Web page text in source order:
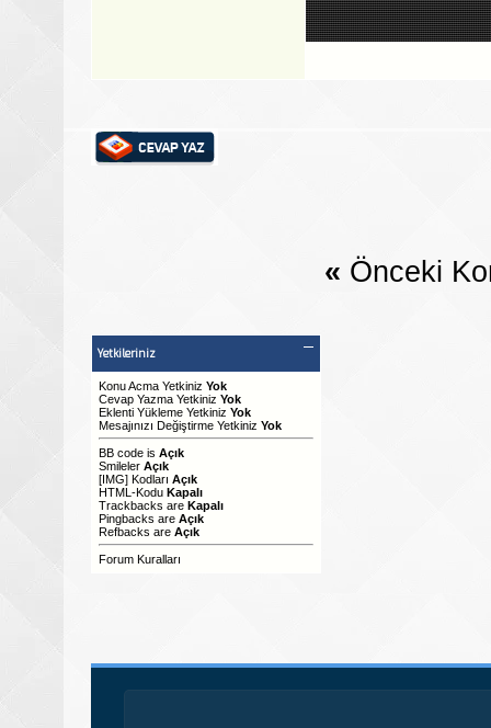
« Önceki
Yetkileriniz
Konu Acma Yetkiniz Yok
Cevap Yazma Yetkiniz Yok
Eklenti Yükleme Yetkiniz Yok
Mesajınızı Değiştirme Yetkiniz Yok
BB code is Açık
Smileler Açık
[IMG] Kodları Açık
HTML-Kodu Kapalı
Trackbacks are Kapalı
Pingbacks are Açık
Refbacks are Açık
Forum Kuralları